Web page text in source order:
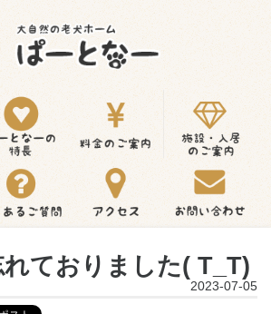
ておりました( T_T)
2023-07-05